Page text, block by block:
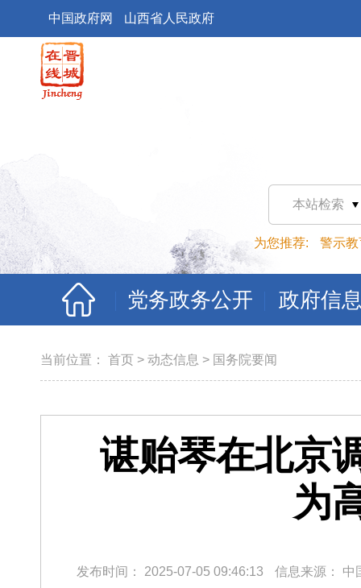
中国政府网 山西省人民政府
本站检索
为您推荐: 警示教
党务政务公开 政府信
当前位置： 首页 > 动态信息 > 国务院要闻
谌贻琴在北京
为
发布时间： 2025-07-05 09:46:13 信息来源： 中